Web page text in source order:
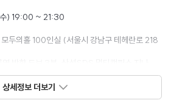
) 19:00 ~ 21:30
두의홀 100인실 (서울시 강남구 테헤란로 218
address
상세정보 더보기